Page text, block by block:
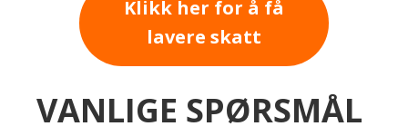
Klikk her for å få
lavere skatt
VANLIGE SPØRSMÅL